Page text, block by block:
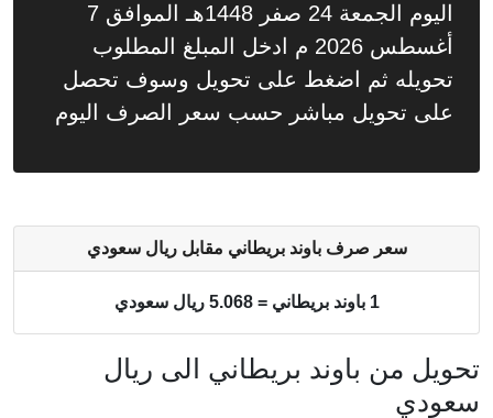
اليوم الجمعة 24 صفر 1448هـ الموافق 7
أغسطس 2026 م ادخل المبلغ المطلوب
تحويله ثم اضغط على تحويل وسوف تحصل
على تحويل مباشر حسب سعر الصرف اليوم
سعر صرف باوند بريطاني مقابل ريال سعودي
1 باوند بريطاني = 5.068 ريال سعودي
تحويل من باوند بريطاني الى ريال
سعودي